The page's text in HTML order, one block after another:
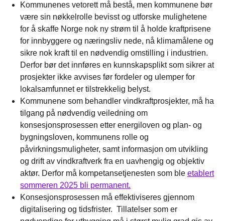
Kommunenes vetorett må bestå, men kommunene bør
være sin nøkkelrolle bevisst og utforske mulighetene
for å skaffe Norge nok ny strøm til å holde kraftprisene
for innbyggere og næringsliv nede, nå klimamålene og
sikre nok kraft til en nødvendig omstilling i industrien.
Derfor bør det innføres en kunnskapsplikt som sikrer at
prosjekter ikke avvises før fordeler og ulemper for
lokalsamfunnet er tilstrekkelig belyst.
Kommunene som behandler vindkraftprosjekter, må ha
tilgang på nødvendig veiledning om
konsesjonsprosessen etter energiloven og plan- og
bygningsloven, kommunens rolle og
påvirkningsmuligheter, samt informasjon om utvikling
og drift av vindkraftverk fra en uavhengig og objektiv
aktør. Derfor må kompetansetjenesten som ble etablert
sommeren 2025 bli permanent.
Konsesjonsprosessen må effektiviseres gjennom
digitalisering og tidsfrister. Tillatelser som er